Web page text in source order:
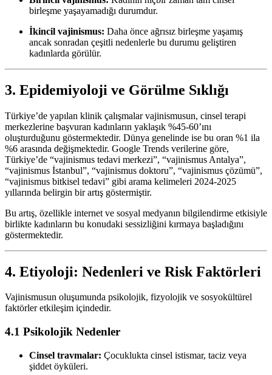
birleşme yaşayamadığı durumdur.
İkincil vajinismus: Daha önce ağrısız birleşme yaşamış
ancak sonradan çeşitli nedenlerle bu durumu geliştiren
kadınlarda görülür.
3. Epidemiyoloji ve Görülme Sıklığı
Türkiye’de yapılan klinik çalışmalar vajinismusun, cinsel terapi
merkezlerine başvuran kadınların yaklaşık %45-60’ını
oluşturduğunu göstermektedir. Dünya genelinde ise bu oran %1 ila
%6 arasında değişmektedir. Google Trends verilerine göre,
Türkiye’de “vajinismus tedavi merkezi”, “vajinismus Antalya”,
“vajinismus İstanbul”, “vajinismus doktoru”, “vajinismus çözümü”,
“vajinismus bitkisel tedavi” gibi arama kelimeleri 2024-2025
yıllarında belirgin bir artış göstermiştir.
Bu artış, özellikle internet ve sosyal medyanın bilgilendirme etkisiyle
birlikte kadınların bu konudaki sessizliğini kırmaya başladığını
göstermektedir.
4. Etiyoloji: Nedenleri ve Risk Faktörleri
Vajinismusun oluşumunda psikolojik, fizyolojik ve sosyokültürel
faktörler etkileşim içindedir.
4.1 Psikolojik Nedenler
Cinsel travmalar: Çocuklukta cinsel istismar, taciz veya
şiddet öyküleri.